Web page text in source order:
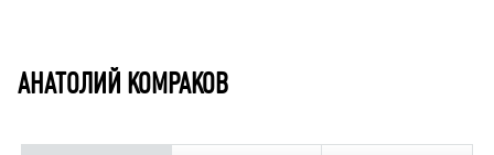
АНАТОЛИЙ КОМРАКОВ